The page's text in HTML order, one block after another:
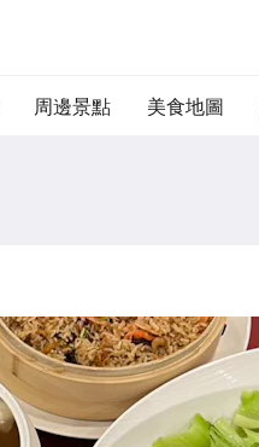
周邊景點 美食地圖